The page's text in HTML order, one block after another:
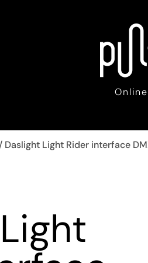
/ Daslight Light Rider interface